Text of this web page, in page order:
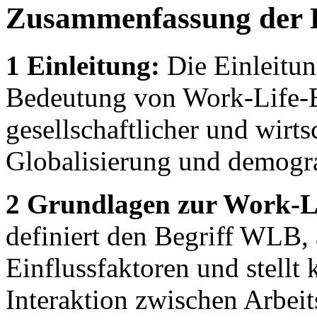
Zusammenfassung der
1 Einleitung: Die
Bedeutung von Work-
gesellschaftlicher und
Globalisierung und
2 Grundlagen zur Work-
definiert den Begriff WLB,
Einflussfaktoren und stellt
Interaktion zwischen